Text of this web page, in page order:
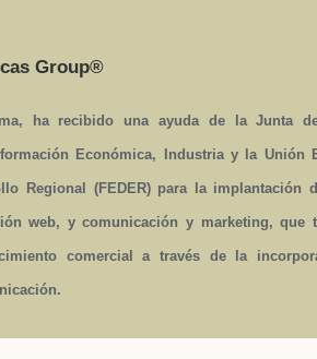
Group®
ha recibido una ayuda de la Junta
Económica, Industria y la Unión
Regional (FEDER) para la implantación
web, y comunicación y marketing,
comercial a través de la